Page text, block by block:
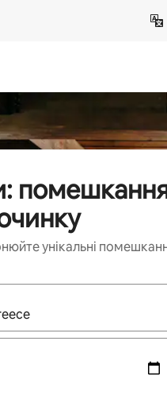
унікальні
пошуку, використовуйте